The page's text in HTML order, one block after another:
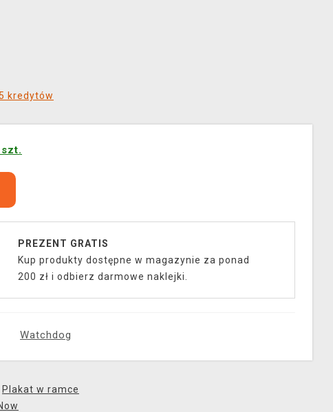
5 kredytów
PREZENT GRATIS
Kup produkty dostępne w magazynie za ponad
200 zł i odbierz darmowe naklejki.
Watchdog
Plakat w ramce